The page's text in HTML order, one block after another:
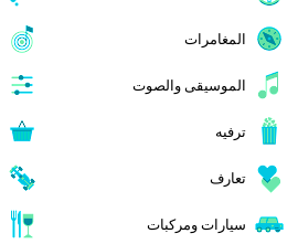
المغامرات
الموسيقى والصوت
ترفيه
تعارف
سيارات ومركبات